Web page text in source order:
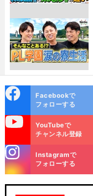
ok
Facebookで
フォローする
YouTubeで
チャンネル登録
m
Instagramで
フォローする